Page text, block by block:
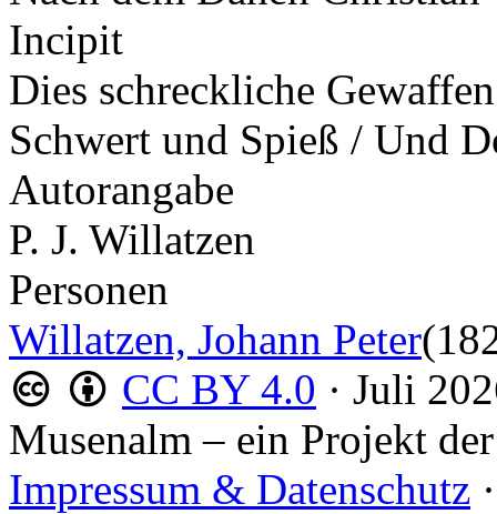
Incipit
Dies schreckliche
Schwert und Spieß / Und
Autorangabe
P. J. Willatzen
Personen
Willatzen, Johann Peter
CC BY 4.0 · Juli
Musenalm – ein Projekt der
Impressum & Datenschutz ·